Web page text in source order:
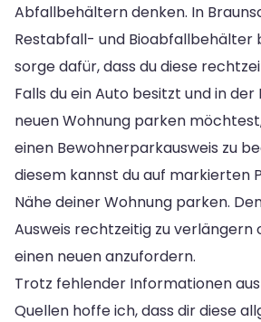
Abfallbehältern denken. In
Restabfall- und Bioabfallbehälter
sorge dafür, dass du diese
Falls du ein Auto besitzt und in der
neuen Wohnung parken
einen Bewohnerparkausweis zu
diesem kannst du auf markierten
Nähe deiner Wohnung parken.
Ausweis rechtzeitig zu verlängern
einen neuen anzufordern.
Trotz fehlender Informationen
Quellen hoffe ich, dass dir diese